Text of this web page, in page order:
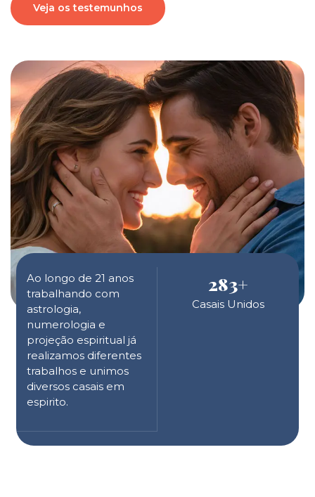
Ao longo de 21 anos
trabalhando com
astrologia,
numerologia e
projeção espiritual já
realizamos diferentes
trabalhos e unimos
diversos casais em
espirito.
283+
Casais Unidos
Veja os testemunhos